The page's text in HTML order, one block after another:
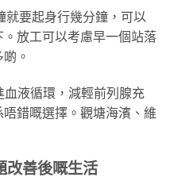
就要起身行幾分鐘，可以
放工可以考慮早一個站落
。
血液循環，減輕前列腺充
錯嘅選擇。觀塘海濱、維
改善後嘅生活